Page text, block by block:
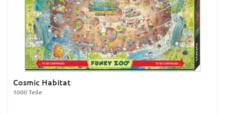
Cosmic Habitat
1000 Teile